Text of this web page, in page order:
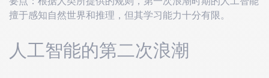
擅于感知自然世界和推理，但其学习能力十分有限。
人工智能的第二次浪潮